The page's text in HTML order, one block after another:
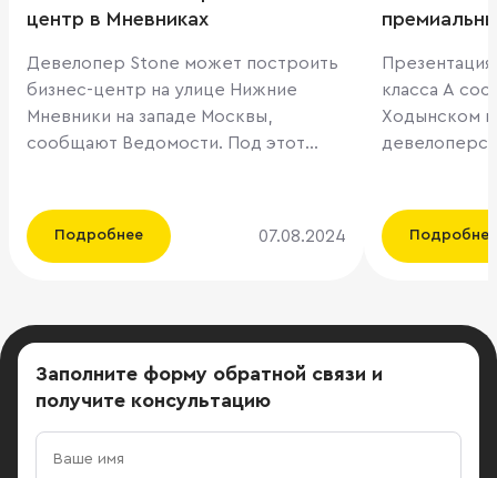
центр в Мневниках
Девелопер Stone может построить
бизнес-центр на улице Нижние
Мневники на западе Москвы,
сообщают Ведомости. Под этот
объекта может составить порядка
33,5 тыс. кв. м. Инвестиции в такой
издание, бизнес-центр может быть
одной крупной компании. Источник:
CRE
Подробнее 07.08.2024
класса А
Ходынском
сервисных
входящих в
концепции
Подробнее
Заполните форму обратной связи и
получите консультацию